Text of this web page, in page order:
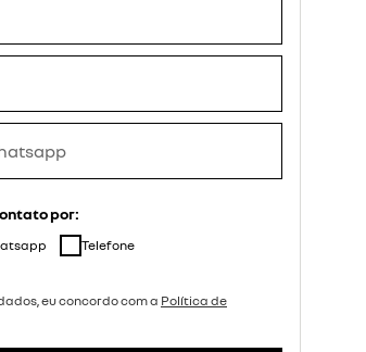
por:
Telefone
eu concordo com a Política de